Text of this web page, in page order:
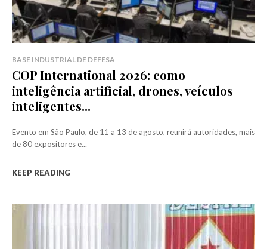
BASE INDUSTRIAL DE DEFESA
COP International 2026: como
inteligência artificial, drones, veículos
inteligentes...
Evento em São Paulo, de 11 a 13 de agosto, reunirá autoridades, mais
de 80 expositores e...
KEEP READING